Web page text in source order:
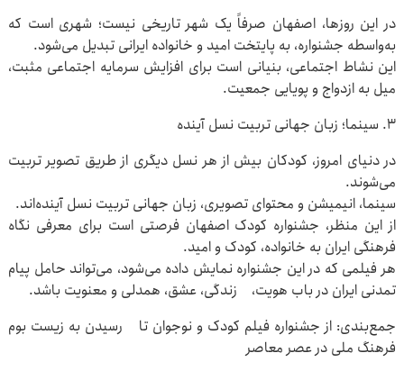
در این روزها، اصفهان صرفاً یک شهر تاریخی نیست؛ شهری است که
به‌واسطه جشنواره، به پایتخت امید و خانواده ایرانی تبدیل می‌شود.
این نشاط اجتماعی، بنیانی است برای افزایش سرمایه اجتماعی مثبت،
میل به ازدواج و پویایی جمعیت.
۳. سینما؛ زبان جهانی تربیت نسل آینده
در دنیای امروز، کودکان بیش از هر نسل دیگری از طریق تصویر تربیت
می‌شوند.
سینما، انیمیشن و محتوای تصویری، زبان جهانی تربیت نسل آینده‌اند.
از این منظر، جشنواره کودک اصفهان فرصتی است برای معرفی نگاه
فرهنگی ایران به خانواده، کودک و امید.
هر فیلمی که در این جشنواره نمایش داده می‌شود، می‌تواند حامل پیام
تمدنی ایران در باب هویت، زندگی، عشق، همدلی و معنویت باشد.
جمع‌بندی: از جشنواره فیلم کودک و نوجوان تا رسیدن به زیست‌ بوم
فرهنگ ملی در عصر معاصر